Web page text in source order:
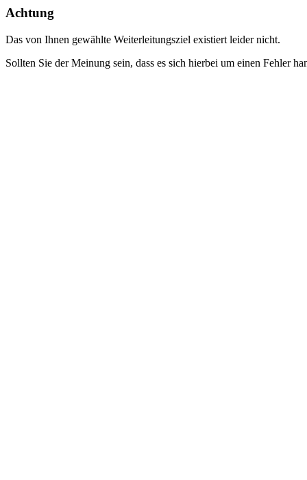
Achtung
Das von Ihnen gewählte Weiterleitungsziel existiert leider nicht.
Sollten Sie der Meinung sein, dass es sich hierbei um einen Fehler